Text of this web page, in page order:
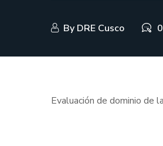
By DRE Cusco
Evaluación de dominio de